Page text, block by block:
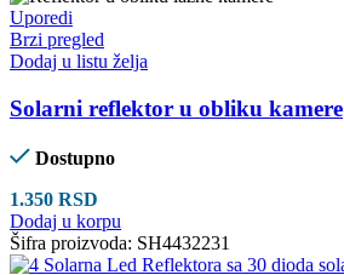
Uporedi
Brzi pregled
Dodaj u listu želja
Solarni reflektor u obliku kamere
Dostupno
1.350 RSD
Dodaj u korpu
Šifra proizvoda: SH4432231